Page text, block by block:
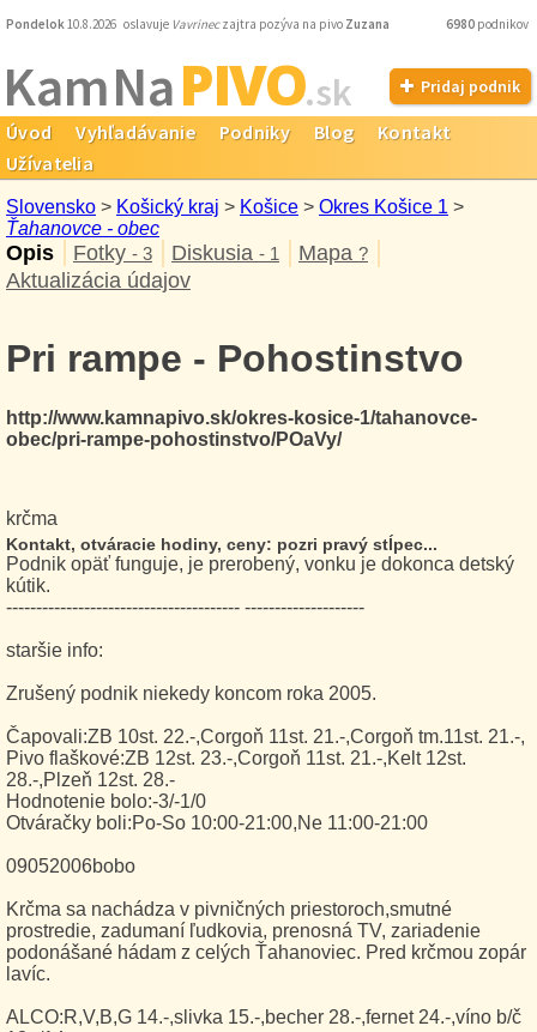
Pondelok10.8.2026 oslavuje Vavrineczajtra pozýva na pivo Zuzana 6980 podnikov
Kam NaPIVO.sk Pridaj podnik
Úvod Vyhľadávanie Podniky Blog
Kontakt
Užívatelia
Slovensko > Košický kraj > Košice > Okres Košice 1 >
Ťahanovce - obec
Opis Fotky - 3 Diskusia - 1 Mapa ?
Aktualizácia údajov
Pri rampe - Pohostinstvo
http://www.kamnapivo.sk/okres-kosice-1/tahanovce-
obec/pri-rampe-pohostinstvo/POaVy/
krčma
Kontakt, otváracie hodiny, ceny: pozri pravý stĺpec...
Podnik opäť funguje, je prerobený, vonku je dokonca detský
kútik.
--------------------------------------- --------------------
staršie info:
Zrušený podnik niekedy koncom roka 2005.
Čapovali:ZB 10st. 22.-,Corgoň 11st. 21.-,Corgoň tm.11st. 21.-,
Pivo flaškové:ZB 12st. 23.-,Corgoň 11st. 21.-,Kelt 12st.
28.-,Plzeň 12st. 28.-
Hodnotenie bolo:-3/-1/0
Otváračky boli:Po-So 10:00-21:00,Ne 11:00-21:00
09052006bobo
Krčma sa nachádza v pivničných priestoroch,smutné
prostredie, zadumaní ľudkovia, prenosná TV, zariadenie
podonášané hádam z celých Ťahanoviec. Pred krčmou zopár
lavíc.
ALCO:R,V,B,G 14.-,slivka 15.-,becher 28.-,fernet 24.-,víno b/č